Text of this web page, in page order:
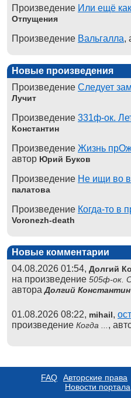
Произведение Или ещё
Отпущения
Произведение Вальгалла,
Новые произведения
Произведение Следует
Лучит
Произведение 331ф-ок.
Константин
Произведение Жизнь
автор Юрий Буков
Произведение Не ищи во
палатова
Произведение Когда-то в
Voronezh-death
Новые комментарии
04.08.2026 01:54, Долгий
на произведение 505ф-ок.
автораДолгий Константин
01.08.2026 08:22, mihail,
произведение Когда ... ,
FAQ Авторские права
Новости портала